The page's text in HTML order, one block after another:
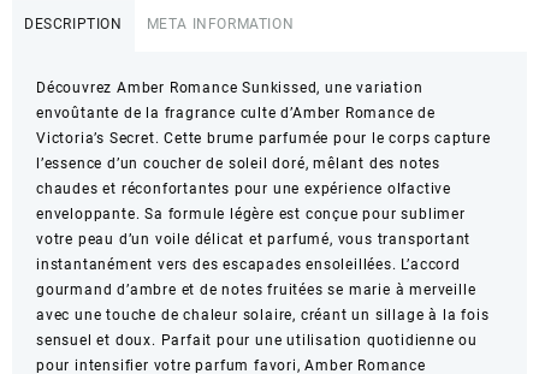
Romance
Sunkissed
–
Brume
parfumée
–
250
ml
/
8.4
fl
oz
DESCRIPTION META INFORMATION
Découvrez Amber Romance Sunkissed, une variation
envoûtante de la fragrance culte d’Amber Romance de
Victoria’s Secret. Cette brume parfumée pour le corps capture
l’essence d’un coucher de soleil doré, mêlant des notes
chaudes et réconfortantes pour une expérience olfactive
enveloppante. Sa formule légère est conçue pour sublimer
votre peau d’un voile délicat et parfumé, vous transportant
instantanément vers des escapades ensoleillées. L’accord
gourmand d’ambre et de notes fruitées se marie à merveille
avec une touche de chaleur solaire, créant un sillage à la fois
sensuel et doux. Parfait pour une utilisation quotidienne ou
pour intensifier votre parfum favori, Amber Romance